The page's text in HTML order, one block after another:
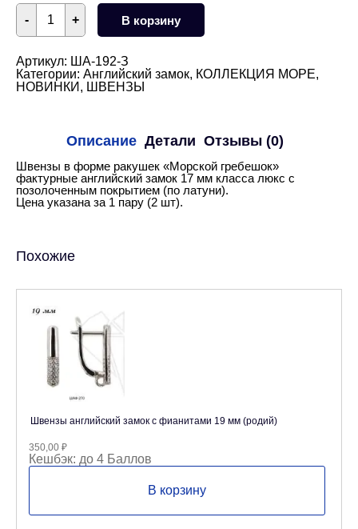
+
Количество
товара
Швензы
гребешки"
фактурные
английский
(золото)
- В корзину
Артикул: ША-192-З
Категории: Английский замок, КОЛЛЕКЦИЯ МОРЕ,
НОВИНКИ , ШВЕНЗЫ
Описание Детали Отзывы (0)
Швензы в форме ракушек «Морской гребешок»
фактурные английский замок 17 мм класса люкс с
позолоченным покрытием (по латуни).
Цена указана за 1 пару (2 шт).
Похожие
Швензы английский замок с фианитами 19 мм (родий)
350,00 ₽
Кешбэк: до 4 Баллов
В корзину